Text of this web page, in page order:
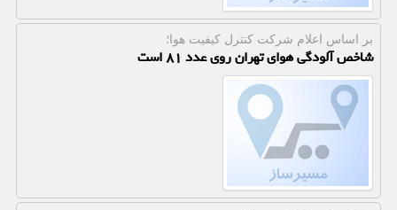
بر اساس اعلام شركت كنترل كیفیت هوا؛
شاخص آلودگی هوای تهران روی عدد ۸۱ است